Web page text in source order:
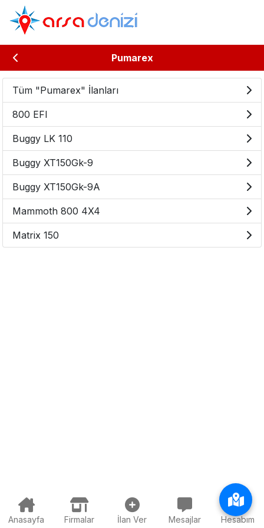
Pumarex
Tüm "Pumarex" İlanları
800 EFI
Buggy LK 110
Buggy XT150Gk-9
Buggy XT150Gk-9A
Mammoth 800 4X4
Matrix 150
Anasayfa Firmalar İlan Ver Mesajlar Hesabım